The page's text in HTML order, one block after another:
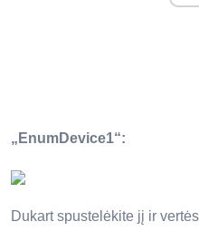
„EnumDevice1“:
Dukart spustelėkite jį ir